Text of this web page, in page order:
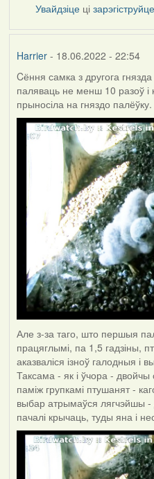
Увайдзіце ці
Harrier- 18.06.2022 - 22:54
Cёння самка з другога
паляваць не менш 10 разоў і
прыносіла на гняздо палёўку.
Але з-за таго, што першыя
працяглымі, па 1,5 гадзіны,
аказваліся ізноў галодныя і
Таксама - як і ўчора -
паміж групкамі птушанят -
выбар атрымаўся лягчэйшы -
пачалі крычаць, туды яна і